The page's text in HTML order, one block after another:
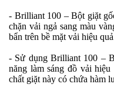
- Brilliant 100 – Bột giặt
chặn vải ngả sang màu
bẩn trên bề mặt vải hiệu
- Sử dụng Brilliant 100 –
năng làm sáng đồ vải
chất giặt này có chứa hàm